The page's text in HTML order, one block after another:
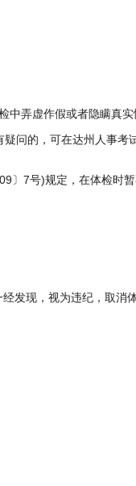
弄虚作假或者隐瞒真
问的，可在达州人事
7号)规定，在体检时
发现，视为违纪，取消体